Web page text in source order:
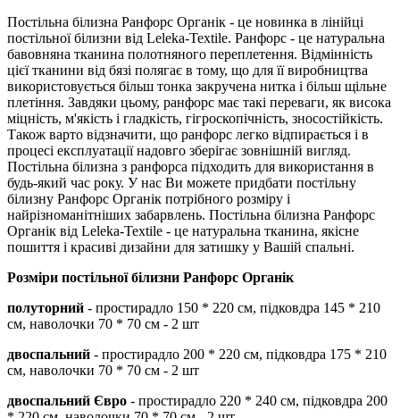
Постільна білизна Ранфорс Органік - це новинка в лінійці
постільної білизни від Leleka-Textile. Ранфорс - це натуральна
бавовняна тканина полотняного переплетення. Відмінність
цієї тканини від бязі полягає в тому, що для її виробництва
використовується більш тонка закручена нитка і більш щільне
плетіння. Завдяки цьому, ранфорс має такі переваги, як висока
міцність, м'якість і гладкість, гігроскопічність, зносостійкість.
Також варто відзначити, що ранфорс легко відпирається і в
процесі експлуатації надовго зберігає зовнішній вигляд.
Постільна білизна з ранфорса підходить для використання в
будь-який час року. У нас Ви можете придбати постільну
білизну Ранфорс Органік потрібного розміру і
найрізноманітніших забарвлень. Постільна білизна Ранфорс
Органік від Leleka-Textile - це натуральна тканина, якісне
пошиття і красиві дизайни для затишку у Вашій спальні.
Розміри постільної білизни Ранфорс Органік
полуторний - простирадло 150 * 220 см, підковдра 145 * 210
см, наволочки 70 * 70 см - 2 шт
двоспальний - простирадло 200 * 220 см, підковдра 175 * 210
см, наволочки 70 * 70 см - 2 шт
двоспальний Євро - простирадло 220 * 240 см, підковдра 200